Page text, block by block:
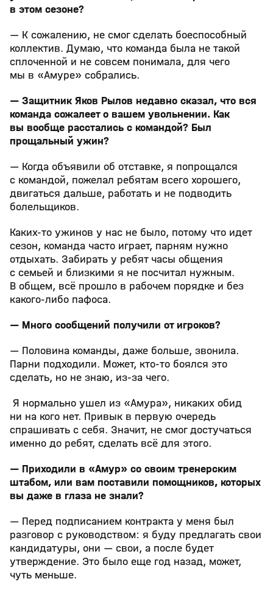
в этом сезоне?
— К сожалению, не смог сделать боеспособный
коллектив. Думаю, что команда была не такой
сплоченной и не совсем понимала, для чего
мы в «Амуре» собрались.
— Защитник Яков Рылов недавно сказал, что вся
команда сожалеет о вашем увольнении. Как
вы вообще расстались с командой? Был
прощальный ужин?
— Когда объявили об отставке, я попрощался
с командой, пожелал ребятам всего хорошего,
двигаться дальше, работать и не подводить
болельщиков.
Каких-то ужинов у нас не было, потому что идет
сезон, команда часто играет, парням нужно
отдыхать. Забирать у ребят часы общения
с семьей и близкими я не посчитал нужным.
В общем, всё прошло в рабочем порядке и без
какого-либо пафоса.
— Много сообщений получили от игроков?
— Половина команды, даже больше, звонила.
Парни подходили. Может, кто-то боялся это
сделать, но не знаю, из-за чего.
Я нормально ушел из «Амура», никаких обид
ни на кого нет. Привык в первую очередь
спрашивать с себя. Значит, не смог достучаться
именно до ребят, сделать всё для этого.
— Приходили в «Амур» со своим тренерским
штабом, или вам поставили помощников, которых
вы даже в глаза не знали?
— Перед подписанием контракта у меня был
разговор с руководством: я буду предлагать свои
кандидатуры, они — свои, а после будет
утверждение. Это было еще год назад, может,
чуть меньше.